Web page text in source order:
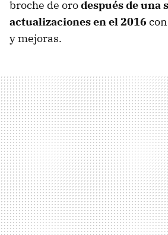
broche de orodespués de una
actualizaciones en el 2016
y mejoras.